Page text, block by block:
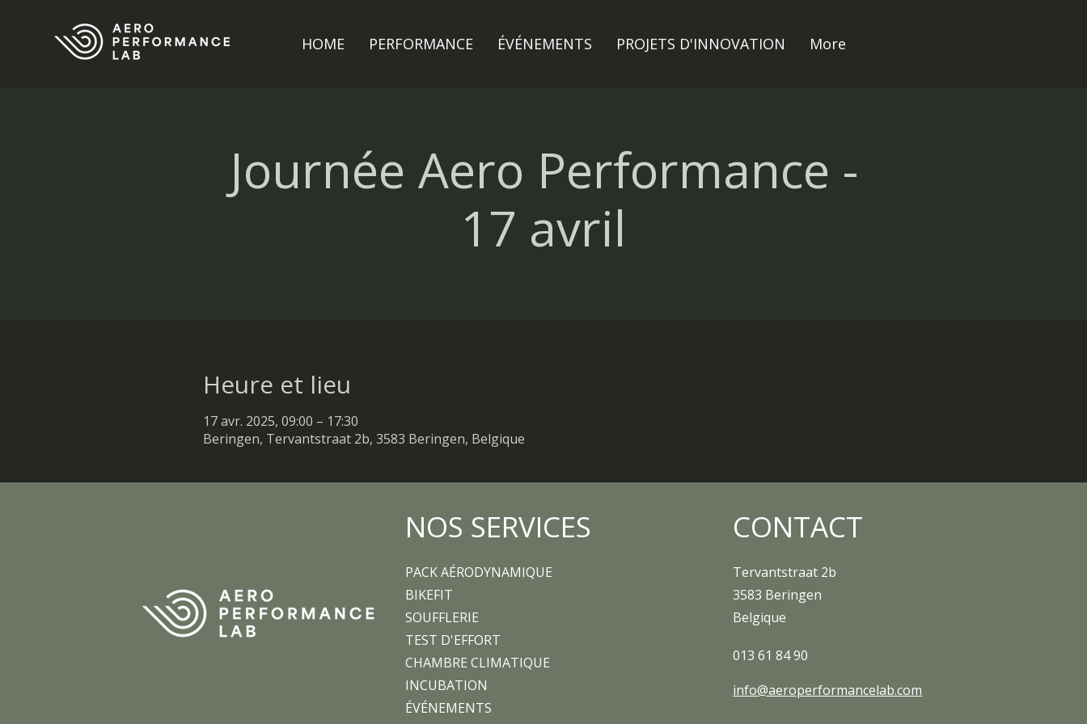
HOME PERFORMANCE ÉVÉNEMENTS PROJETS D'INNOVATION More
Journée Aero Performance -
17 avril
Heure et lieu
17 avr. 2025, 09:00 – 17:30
Beringen, Tervantstraat 2b, 3583 Beringen, Belgique
NOS SERVICES
PACK AÉRODYNAMIQUE
BIKEFIT
SOUFFLERIE
TEST D'EFFORT
CHAMBRE CLIMATIQUE
INCUBATION
ÉVÉNEMENTS
CONTACT
Tervantstraat 2b
3583 Beringen
Belgique
013 61 84 90
info@aeroperformancelab.com